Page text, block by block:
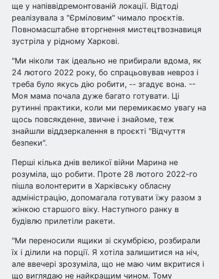
ще у напіввідремонтованій локації. Відтоді
реалізувала з "Єрміловим" чимало проєктів.
Повномасштабне вторгнення мистецтвознавиця
зустріла у рідному Харкові.
"Ми ніколи так ідеально не прибирали вдома, як
24 лютого 2022 року, бо спрацьовував невроз і
треба було якусь дію робити, -- згадує вона. --
Моя мама почала дуже багато готувати. Ці
рутинні практики, коли ми перемикаємо увагу на
щось повсякденне, звичне і знайоме, теж
знайшли віддзеркалення в проєкті "Відчуття
безпеки".
Перші кілька днів великої війни Марина не
розуміла, що робити. Проте 28 лютого 2022-го
пішла волонтерити в Харківську обласну
адміністрацію, допомагала готувати їжу разом з
жінкою старшого віку. Наступного ранку в
будівлю прилетіли ракети.
"Ми переносили ящики зі скумбрією, розбирали
їх і ділили на порції. Я хотіла залишитися на ніч,
але ввечері зрозуміла, що не маю чим вкритися і
що виглядаю не найкращим чином. Тому